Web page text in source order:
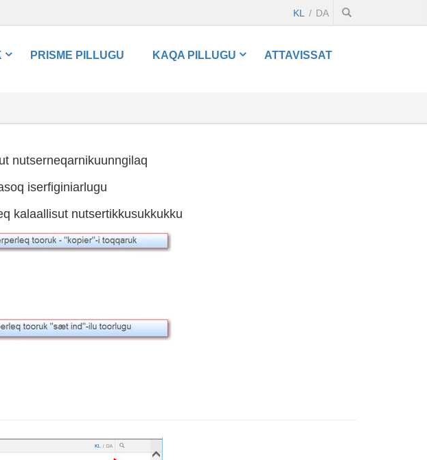
KL DA
PRISME PILLUGU KAQA PILLUGU ATTAVISSAT
nutserneqarnikuunngilaq
iserfiginiarlugu
kalaallisut nutsertikkusukkukku